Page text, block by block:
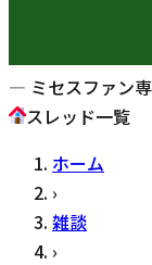
— ミセスファン
スレッド一覧
ホーム
›
雑談
›